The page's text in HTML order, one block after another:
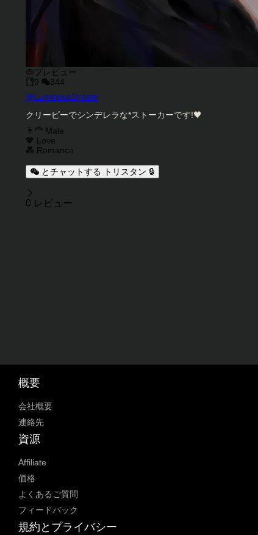
プレビュー
9
344
キャラクタークリエイター
@LuminousDream
キャラクター説明
クリーピーでシンデレラな*ストーカーです!🖤
キャラクタータグ
👨‍🦰 Male
💖 Love
💑 Romance
とチャットする トリスタン 🔒
レビュー
0 レビュー
概要
会社概要
連絡先
資源
Affiliate
価格
よくあるご質問
フィードバック
規約とプライバシー